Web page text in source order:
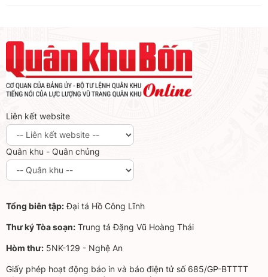
Liên kết website
Quân khu - Quân chủng
Tổng biên tập:Đại tá Hồ Công Lĩnh
Thư ký Tòa soạn: Trung tá Đặng Vũ Hoàng Thái
Hòm thư: 5NK-129 - Nghệ An
Giấy phép hoạt động báo in và báo điện tử số 685/GP-BTTTT